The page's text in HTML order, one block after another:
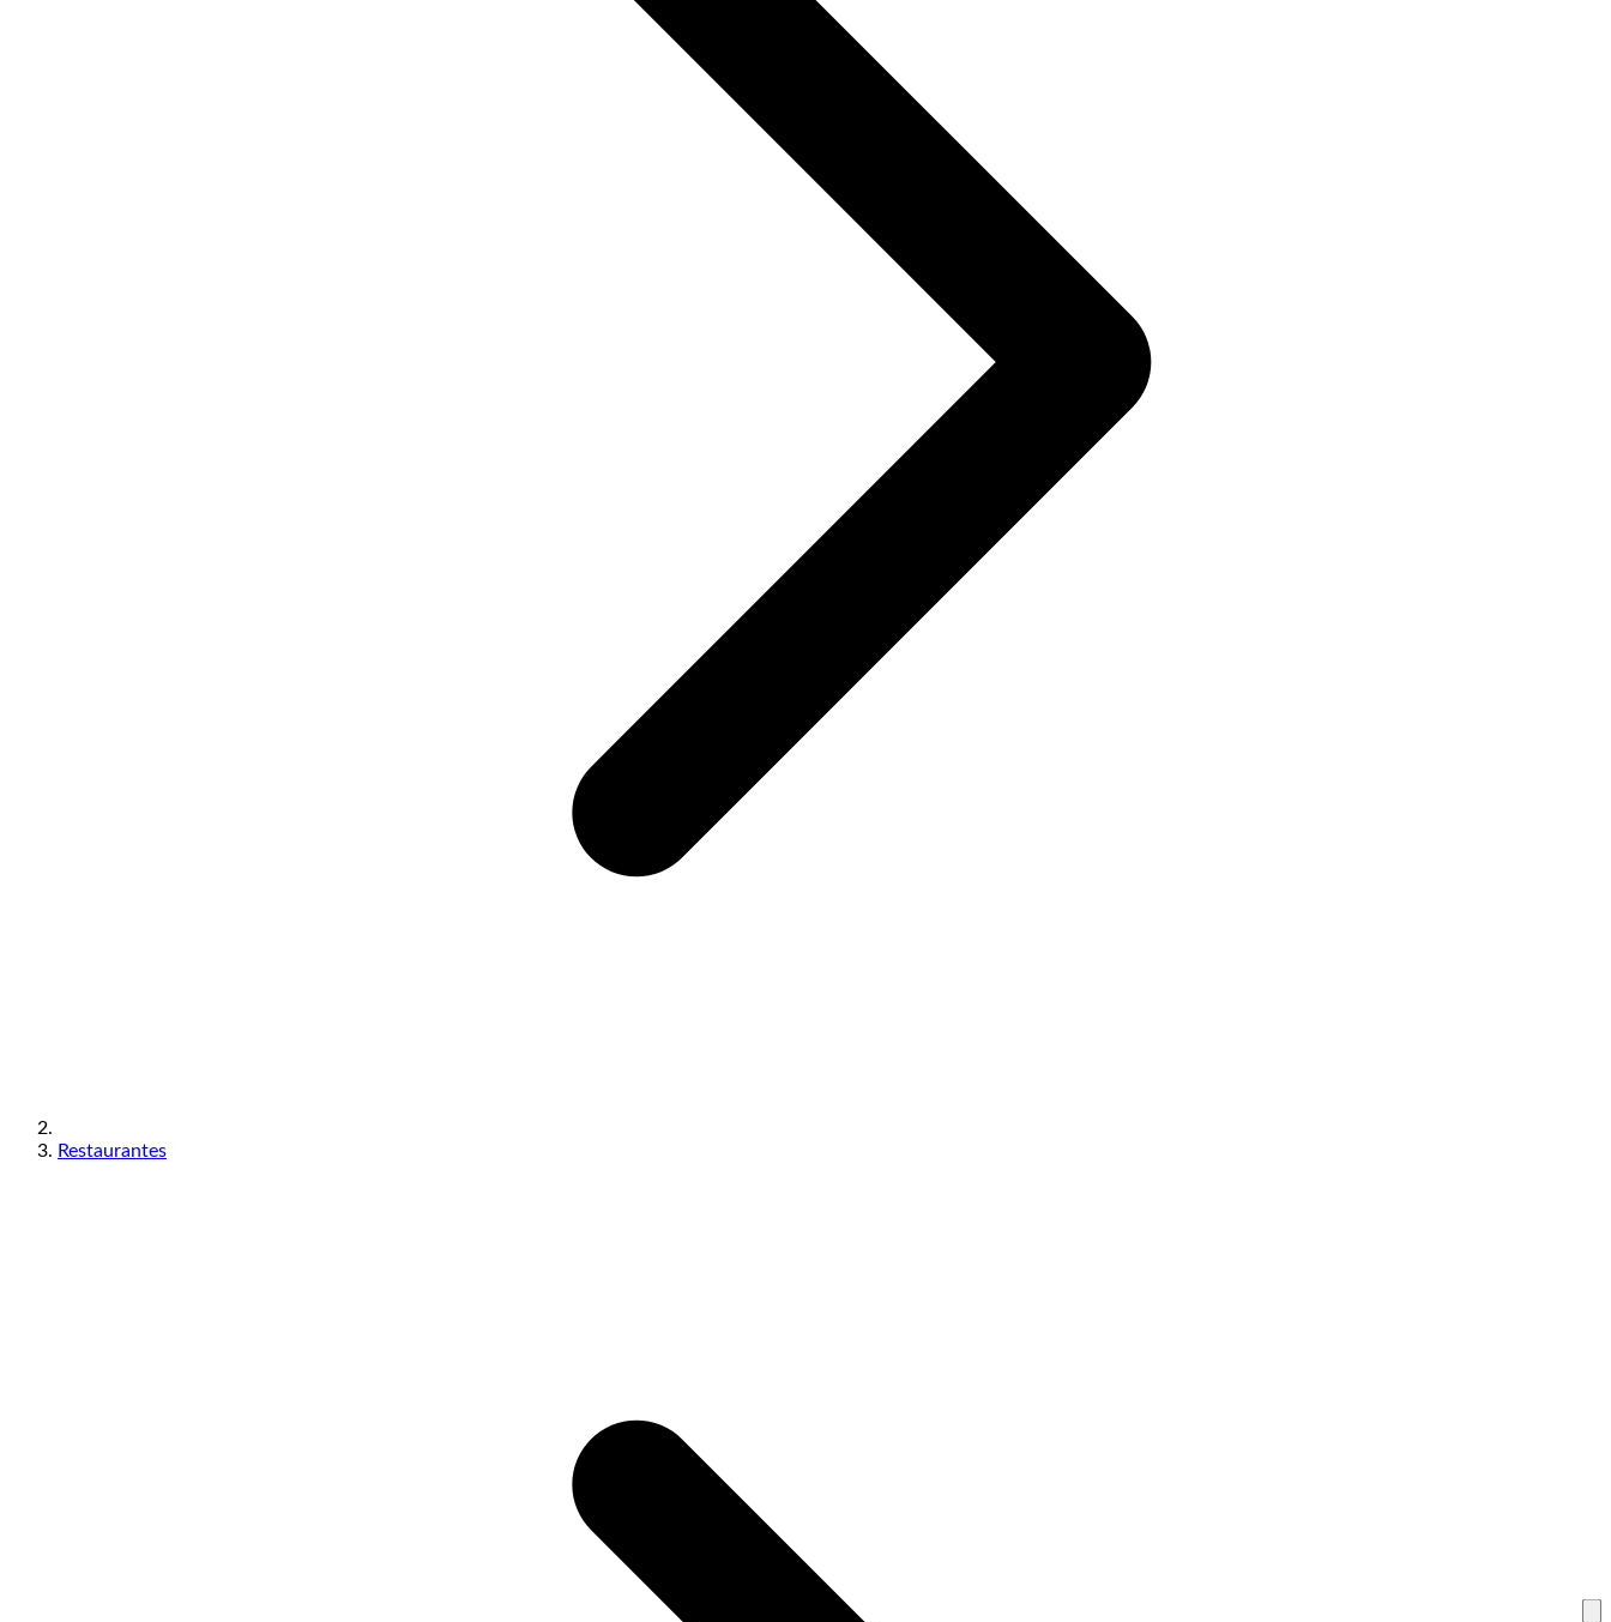
Restaurantes